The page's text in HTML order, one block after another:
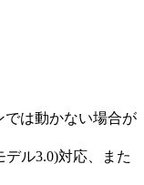
では動かない場合が
ル3.0)対応、また